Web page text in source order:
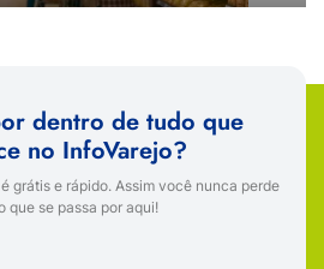
dentro de tudo que
no InfoVarejo?
grátis e rápido. Assim você nunca perde
que se passa por aqui!